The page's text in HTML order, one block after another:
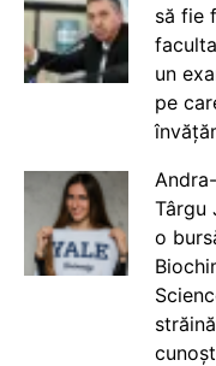
să fie
un
pe
Târgu
o